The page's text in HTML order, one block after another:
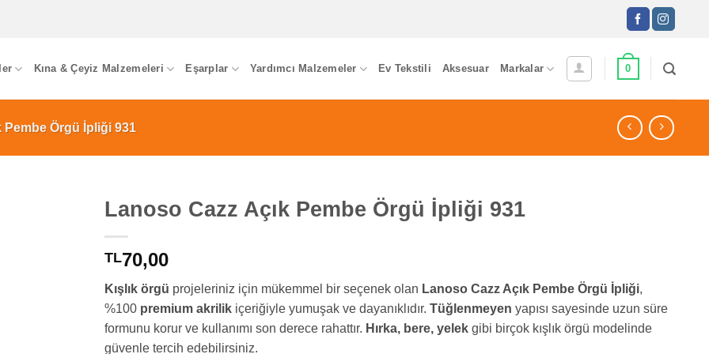
Kına & Çeyiz Malzemeleri Eşarplar Yardımcı Malzemeler Ev Tekstili Aksesuar Markalar 0
Pembe Örgü İpliği 931
Lanoso Cazz Açık Pembe Örgü İpliği 931
TL70,00
Kışlık örgü projeleriniz için mükemmel bir seçenek olan Lanoso Cazz Açık Pembe Örgü İpliği,
%100 premium akrilikiçeriğiyle yumuşak ve dayanıklıdır. Tüğlenmeyen yapısı sayesinde uzun süre
formunu korur ve kullanımı son derece rahattır. Hırka, bere, yelekgibi birçok kışlık örgü modelinde
güvenle tercih edebilirsiniz.